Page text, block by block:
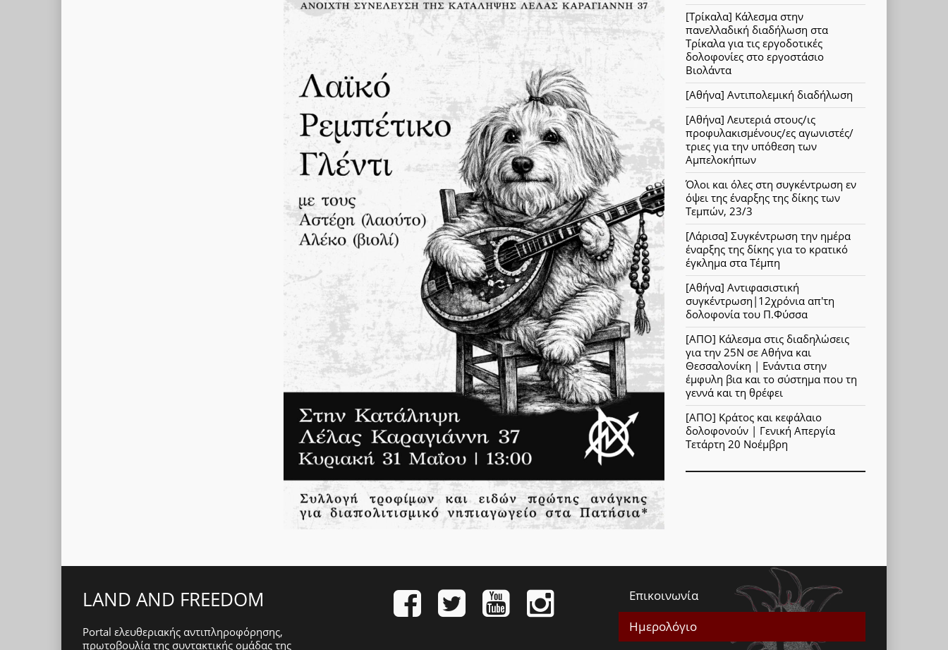
[Τρίκαλα] Κάλεσμα στην
πανελλαδική διαδήλωση στα
Τρίκαλα για τις εργοδοτικές
δολοφονίες στο εργοστάσιο
Βιολάντα
[Αθήνα] Αντιπολεμική διαδήλωση
[Αθήνα] Λευτεριά στους/ις
προφυλακισμένους/ες αγωνιστές/
τριες για την υπόθεση των
Αμπελοκήπων
Όλοι και όλες στη συγκέντρωση εν
όψει της έναρξης της δίκης των
Τεμπών, 23/3
[Λάρισα] Συγκέντρωση την ημέρα
έναρξης της δίκης για το κρατικό
έγκλημα στα Τέμπη
[Αθήνα] Αντιφασιστική
συγκέντρωση|12χρόνια απ'τη
δολοφονία του Π.Φύσσα
[ΑΠΟ] Κάλεσμα στις διαδηλώσεις
για την 25Ν σε Αθήνα και
Θεσσαλονίκη | Ενάντια στην
έμφυλη βια και το σύστημα που τη
γεννά και τη θρέφει
[ΑΠΟ] Κράτος και κεφάλαιο
δολοφονούν | Γενική Απεργία
Τετάρτη 20 Νοέμβρη
LAND AND FREEDOM
Portal ελευθεριακής αντιπληροφόρησης,
πρωτοβουλία της συντακτικής ομάδας της
Επικοινωνία
Ημερολόγιο